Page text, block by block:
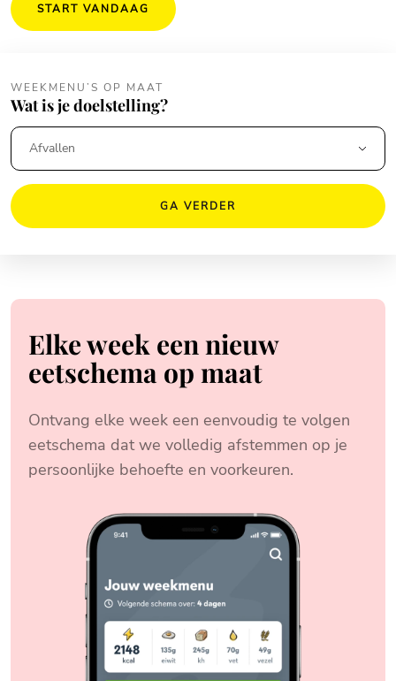
START VANDAAG
WEEKMENU’S OP MAAT
Wat is je doelstelling?
GA VERDER
Elke week een nieuw
eetschema op maat
Ontvang elke week een eenvoudig te volgen
eetschema dat we volledig afstemmen op je
persoonlijke behoefte en voorkeuren.